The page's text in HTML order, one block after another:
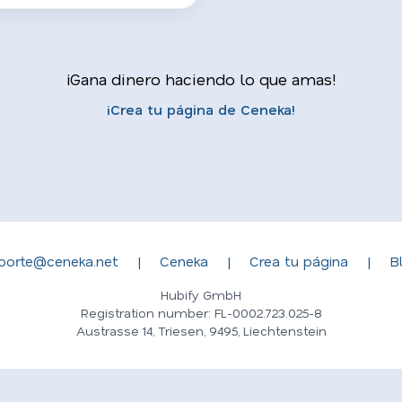
¡Gana dinero haciendo lo que amas!
¡Crea tu página de Ceneka!
| Ceneka | Crea tu página |
Hubify GmbH
Registration number: FL-0002.723.025-8
Austrasse 14, Triesen, 9495, Liechtenstein